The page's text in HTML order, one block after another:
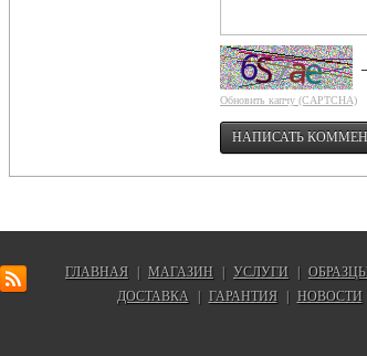
Обновить капчу (CAPTCHA)
ГЛАВНАЯ МАГАЗИН УСЛУГИ
ДОСТАВКА
ГАРАНТИЯ НОВОСТИ